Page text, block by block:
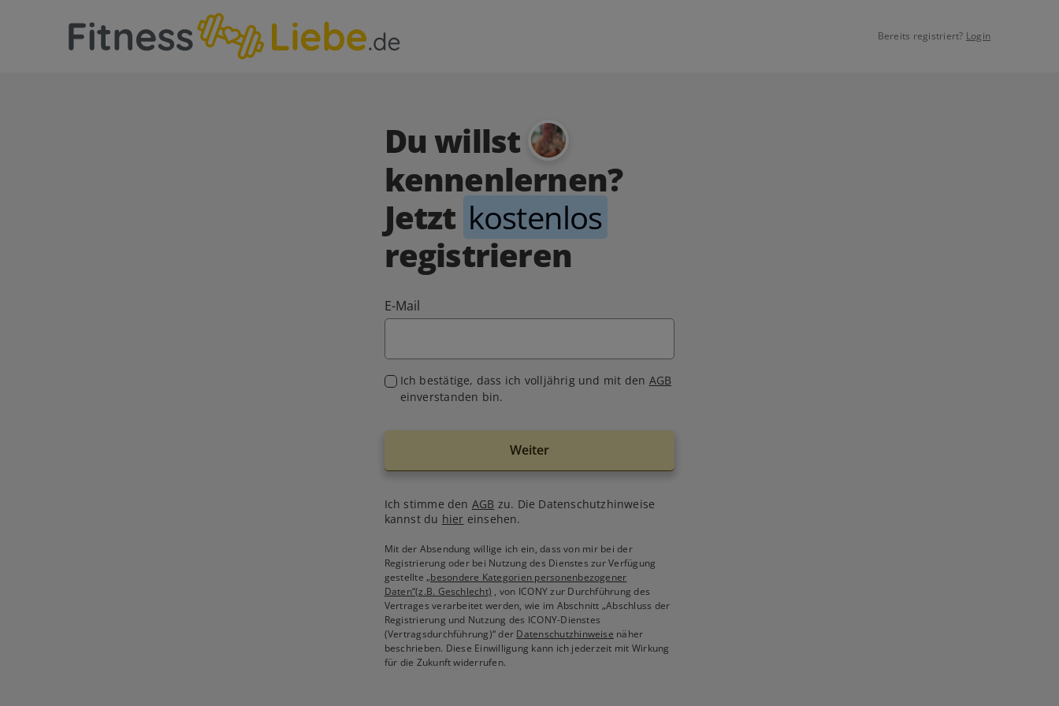
Bereits registriert? Login
Du willst
kennenlernen?
Jetzt kostenlos
registrieren
E-Mail
Ich bestätige, dass ich volljährig und mit den AGB
einverstanden bin.
Weiter
Ich stimme den AGB zu. Die Datenschutzhinweise
kannst du hier einsehen.
Mit der Absendung willige ich ein, dass von mir bei der
Registrierung oder bei Nutzung des Dienstes zur Verfügung
gestellte„besondere Kategorien personenbezogener
Daten“(z.B. Geschlecht) , von ICONY zur Durchführung des
Vertrages verarbeitet werden, wie im Abschnitt „Abschluss der
Registrierung und Nutzung des ICONY-Dienstes
(Vertragsdurchführung)“ der Datenschutzhinweise näher
beschrieben. Diese Einwilligung kann ich jederzeit mit Wirkung
für die Zukunft widerrufen.